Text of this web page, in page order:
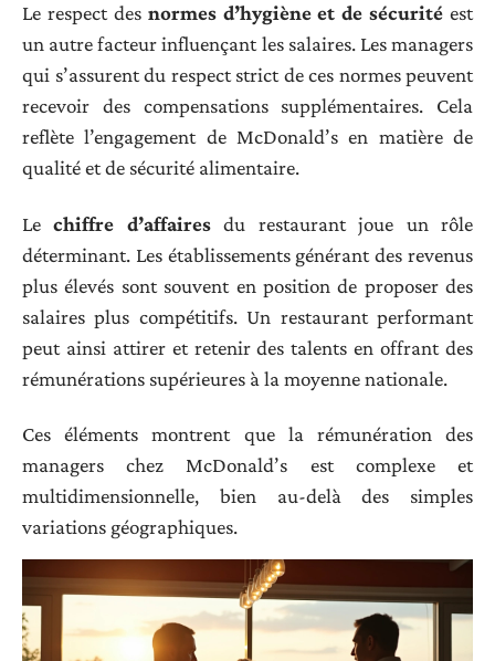
Le respect des normes d’hygiène et de sécurité est
un autre facteur influençant les salaires. Les managers
qui s’assurent du respect strict de ces normes peuvent
recevoir des compensations supplémentaires. Cela
reflète l’engagement de McDonald’s en matière de
qualité et de sécurité alimentaire.
Lechiffre d’affairesdu restaurant joue un rôle
déterminant. Les établissements générant des revenus
plus élevés sont souvent en position de proposer des
salaires plus compétitifs. Un restaurant performant
peut ainsi attirer et retenir des talents en offrant des
rémunérations supérieures à la moyenne nationale.
Ces éléments montrent que la rémunération des
managers chez McDonald’s est complexe et
multidimensionnelle, bien au-delà des simples
variations géographiques.